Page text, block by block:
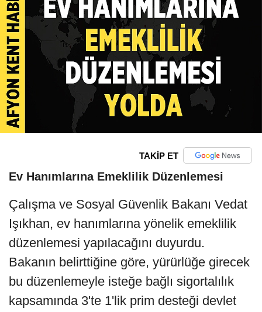
TAKİP ET
Ev Hanımlarına Emeklilik Düzenlemesi
Çalışma ve Sosyal Güvenlik Bakanı Vedat
Işıkhan, ev hanımlarına yönelik emeklilik
düzenlemesi yapılacağını duyurdu.
Bakanın belirttiğine göre, yürürlüğe girecek
bu düzenlemeyle isteğe bağlı sigortalılık
kapsamında 3'te 1'lik prim desteği devlet